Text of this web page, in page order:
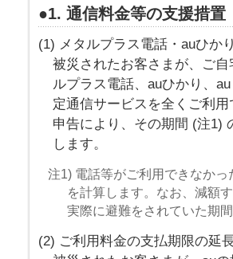
●1. 通信料金等の支援措置
(1) メタルプラス電話・auひか
被災されたお客さまが、ご
ルプラス電話、auひかり、
定通信サービスを全くご利
申告により、その期間 (注1)
します。
注1) 電話等がご利用できなか
を計算します。なお、減額
実際に避難をされていた期
(2) ご利用料金の支払期限の延